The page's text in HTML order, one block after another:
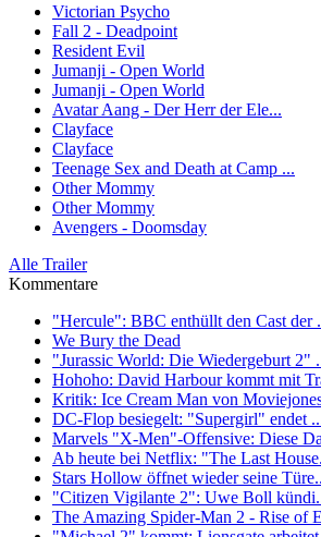
Victorian Psycho
Fall 2 - Deadpoint
Resident Evil
Jumanji - Open World
Jumanji - Open World
Avatar Aang - Der Herr der Ele...
Clayface
Clayface
Teenage Sex and Death at Camp ...
Other Mommy
Other Mommy
Avengers - Doomsday
Alle Trailer
Kommentare
"Hercule": BBC enthüllt den Cast der
We Bury the Dead
"Jurassic World: Die Wiedergeburt 2"
Hohoho: David Harbour kommt mit
Kritik: Ice Cream Man von
DC-Flop besiegelt: "Supergirl" endet
Marvels "X-Men"-Offensive: Diese
Ab heute bei Netflix: "The Last
Stars Hollow öffnet wieder seine
"Citizen Vigilante 2": Uwe Boll
The Amazing Spider-Man 2 - Rise of